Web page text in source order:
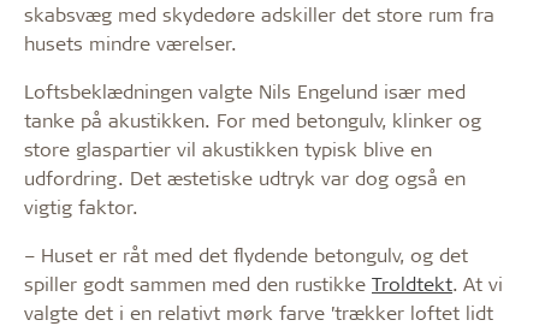
skabsvæg med skydedøre adskiller det store rum fra
husets mindre værelser.
Loftsbeklædningen valgte Nils Engelund især med
tanke på akustikken. For med betongulv, klinker og
store glaspartier vil akustikken typisk blive en
udfordring. Det æstetiske udtryk var dog også en
vigtig faktor.
– Huset er råt med det flydende betongulv, og det
spiller godt sammen med den rustikke Troldtekt. At vi
valgte det i en relativt mørk farve ’trækker loftet lidt